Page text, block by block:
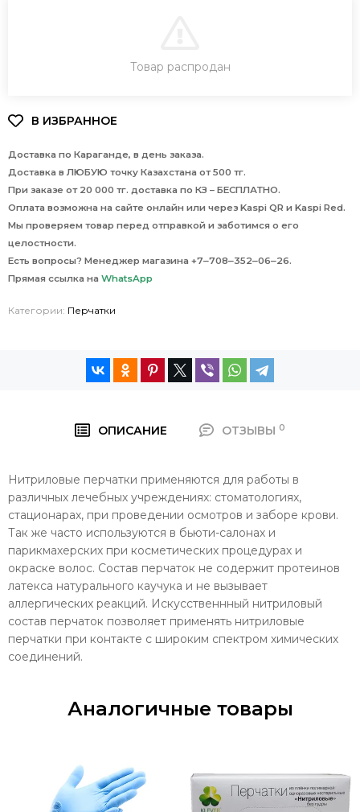
Товар распродан
Доставка по Караганде, в день заказа.
Доставка в ЛЮБУЮ точку Казахстана от 500 тг.
При заказе от 20 000 тг. доставка по КЗ – БЕСПЛАТНО.
Оплата возможна на сайте онлайн или через Kaspi QR и Kaspi Red.
Мы проверяем товар перед отправкой и заботимся о его
целостности.
Есть вопросы? Менеджер магазина +7‒708‒352‒06‒26.
Прямая ссылка на WhatsApp
Категории: Перчатки
ОПИСАНИЕ ОТЗЫВЫ 0
Нитриловые перчатки применяются для работы в
различных лечебных учреждениях: стоматологиях,
стационарах, при проведении осмотров и заборе крови.
Так же часто используются в бьюти-салонах и
парикмахерских при косметических процедурах и
окраске волос. Состав перчаток не содержит протеинов
латекса натурального каучука и не вызывает
аллергических реакций. Искусственнный нитриловый
состав перчаток позволяет применять нитриловые
перчатки при контакте с широким спектром химических
соединений.
Аналогичные товары